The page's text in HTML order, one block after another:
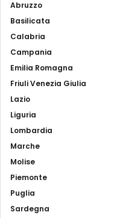
Abruzzo
Basilicata
Calabria
Campania
Emilia Romagna
Friuli Venezia Giulia
Lazio
Liguria
Lombardia
Marche
Molise
Piemonte
Puglia
Sardegna